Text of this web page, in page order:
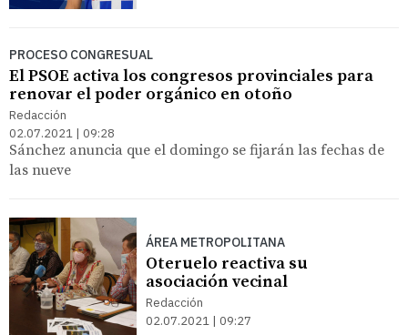
PROCESO CONGRESUAL
El PSOE activa los congresos provinciales para
renovar el poder orgánico en otoño
Redacción
02.07.2021 | 09:28
Sánchez anuncia que el domingo se fijarán las fechas de
las nueve
ÁREA METROPOLITANA
Oteruelo reactiva su
asociación vecinal
Redacción
02.07.2021 | 09:27